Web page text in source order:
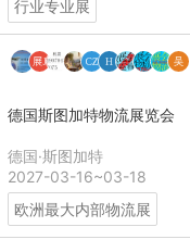
行业专业展
德国斯图加特物流展览会
德国·斯图加特
2027-03-16~03-18
欧洲最大内部物流展